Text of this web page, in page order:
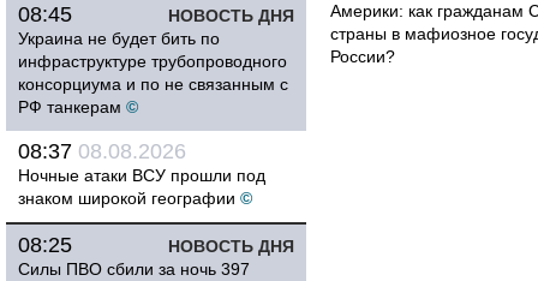
НОВОСТЬ ДНЯ
08:45
Украина не будет бить по
инфраструктуре трубопроводного
консорциума и по не связанным с
РФ танкерам ©
08:37 08.08.2026
Ночные атаки ВСУ прошли под
знаком широкой географии ©
НОВОСТЬ ДНЯ
08:25
Силы ПВО сбили за ночь 397
Америки: как гражданам
страны в мафиозное
России?